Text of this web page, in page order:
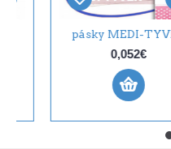
pásky MEDI-TYVEK
0,052€